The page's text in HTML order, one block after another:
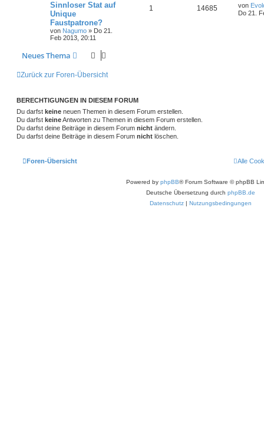
Sinnloser Stat auf
Unique
Faustpatrone?
von Nagumo » Do 21.
Feb 2013, 20:11
1 14685 von
Do 21.
Neues Thema
Zurück zur Foren-Übersicht
BERECHTIGUNGEN IN DIESEM FORUM
Du darfst keine neuen Themen in diesem Forum erstellen.
Du darfst keineAntworten zu Themen in diesem Forum erstellen.
Du darfst deine Beiträge in diesem Forum nicht ändern.
Du darfst deine Beiträge in diesem Forum nicht löschen.
Foren-Übersicht Alle
Powered by phpBB® Forum Software © phpBB
Deutsche Übersetzung durch phpBB.de
Datenschutz | Nutzungsbedingungen